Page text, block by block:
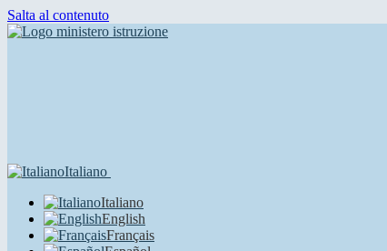
Salta al contenuto
Italiano
Italiano
English
Français